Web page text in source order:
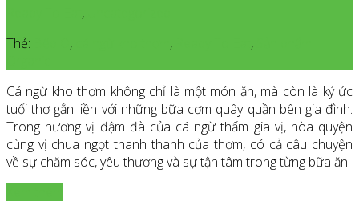
,
Thẻ:
, , ,
Cá ngừ kho thơm không chỉ là một món ăn, mà còn là ký ức
tuổi thơ gắn liền với những bữa cơm quây quần bên gia đình.
Trong hương vị đậm đà của cá ngừ thấm gia vị, hòa quyện
cùng vị chua ngọt thanh thanh của thơm, có cả câu chuyện
về sự chăm sóc, yêu thương và sự tận tâm trong từng bữa ăn.